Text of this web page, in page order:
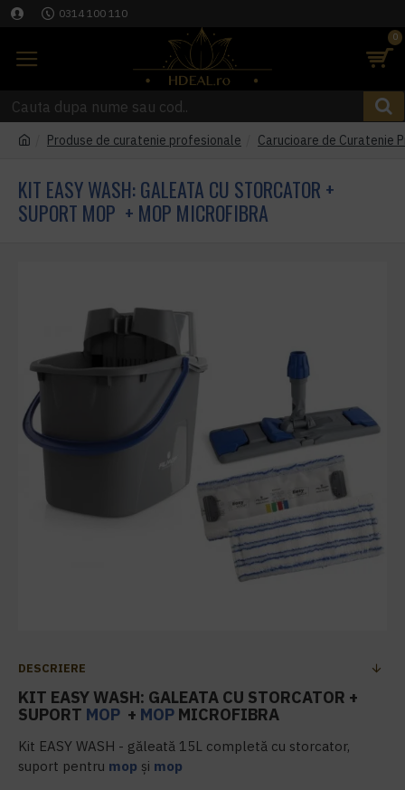
0314 100 110
0
Produse de curatenie profesionale Carucioare de Curatenie
KIT EASY WASH: GALEATA CU STORCATOR +
SUPORT MOP + MOP MICROFIBRA
DESCRIERE
KIT EASY WASH: GALEATA CU STORCATOR +
SUPORT MOP + MOP MICROFIBRA
Kit EASY WASH - găleată 15L completă cu storcator,
suport pentru mop și mop